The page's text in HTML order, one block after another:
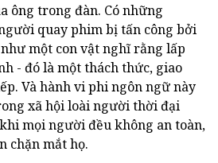
ông trong đàn. Có những
quay phim bị tấn công bởi
một con vật nghĩ rằng lấp
- đó là một thách thức, giao
Và hành vi phi ngôn ngữ này
xã hội loài người thời đại
mọi người đều không an toàn,
chặn mắt họ.